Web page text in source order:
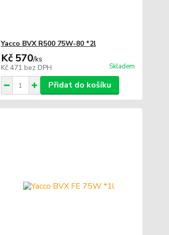
Yacco BVX R500 75W-80 *2l
Kč 570/ks
Kč 471 bez DPH Skladem
Přidat do košíku